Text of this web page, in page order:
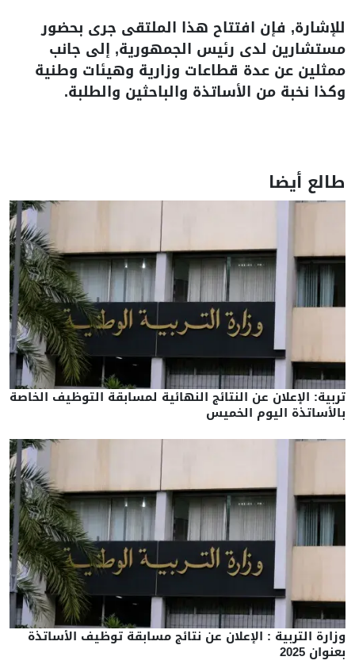
للإشارة, فإن افتتاح هذا الملتقى جرى بحضور
مستشارين لدى رئيس الجمهورية, إلى جانب
ممثلين عن عدة قطاعات وزارية وهيئات وطنية
وكذا نخبة من الأساتذة والباحثين والطلبة.
طالع أيضا
تربية: الإعلان عن النتائج النهائية لمسابقة التوظيف الخاصة
بالأساتذة اليوم الخميس
وزارة التربية : الإعلان عن نتائج مسابقة توظيف الأساتذة
بعنوان 2025